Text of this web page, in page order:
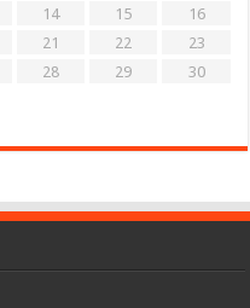
14 15
16
21 22
23
28 29
30